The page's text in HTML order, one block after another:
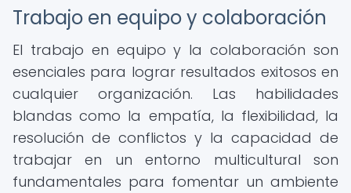
Trabajo en equipo y colaboración
El trabajo en equipo y la colaboración son
esenciales para lograr resultados exitosos en
cualquier organización. Las habilidades
blandas como la empatía, la flexibilidad, la
resolución de conflictos y la capacidad de
trabajar en un entorno multicultural son
fundamentales para fomentar un ambiente